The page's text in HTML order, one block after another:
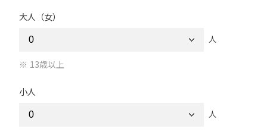
大人（女）
人
13歳以上
小人
人